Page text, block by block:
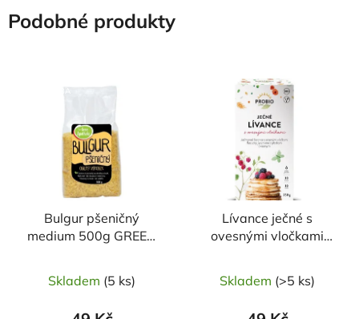
Podobné produkty
VOLBA
Bulgur pšeničný
medium 500g GREEN
Skladem (5 ks)
Lívance ječné s
ovesnými vločkami
Skladem (>5 ks)